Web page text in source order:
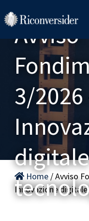
al
Avviso
3/2026
Home / Avviso
Innovazione